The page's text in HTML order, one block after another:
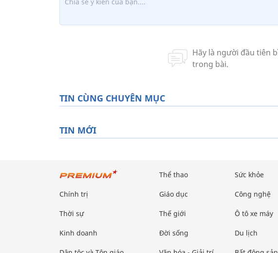
TIN CÙNG CHUYÊN MỤC
TIN MỚI
Chính trị
Thời sự
Kinh doanh
Thể thao
Giáo dục
Thế giới
Đời sống
Sức khỏe
Công nghệ
Ô tô xe máy
Du lịch